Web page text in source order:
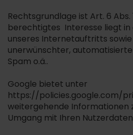
Rechtsgrundlage ist Art. 6 Abs.
berechtigtes Interesse liegt in
unseres Internetauftritts
unerwünschter,
Spam o.ä..
Google bietet unter
https://policies.google.com/
weitergehende Informationen
Umgang mit Ihren